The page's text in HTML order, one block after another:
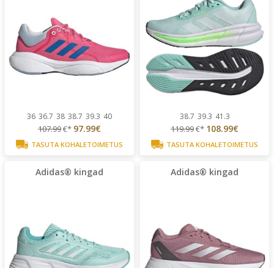
36 36.7 38 38.7 39.3 40
107.99€* 97.99€
TASUTA KOHALETOIMETUS
38.7 39.3 41.3
119.99€* 108.99€
TASUTA KOHALETOIMETUS
Adidas® kingad Adidas® kingad